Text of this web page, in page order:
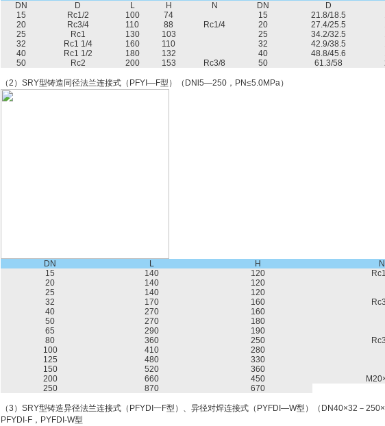
DN
D L H N DN D
15
Rc1/2 100
74
Rc1/4
15 21.8/18.5
20 Rc3/4 110 88 20 27.4/25.5
25
Rc1 130 103 25 34.2/32.5
32
Rc1 1/4 160 110 32 42.9/38.5
40
Rc1 1/2 180 132 40 48.8/45.6
50
Rc2 200 153 Rc3/8 50 61.3/58
（2）SRY型铸造同径法兰连接式（PFYI—F型）（DNl5—250，PN≤5.0MPa）
DN L H
N
15
140 120
20
140
120
25
140
120
32
170 160
40
270
160
50
270
180
65
290
190
80
360 250
100
410
280
125
480
330
150
520
360
200
660 450
250
870 670
（3）SRY型铸造异径法兰连接式（PFYDI一F型）、异径对焊连接式（PYFDI—W型）（DN40×32－
PFYDI-F，PYFDI-W型